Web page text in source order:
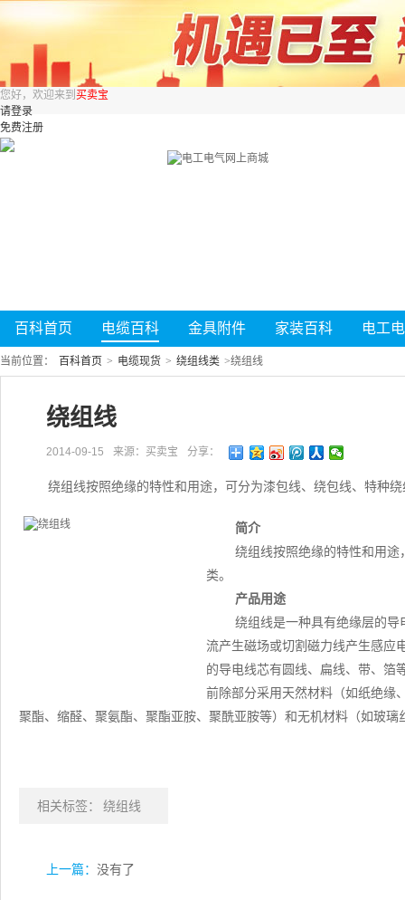
您好，欢迎来到 买卖宝
请登录
免费注册
百科首页 电缆百科 金具附件 家装百科 电工
当前位置： 百科首页 > 电缆现货 > 绕组线类 >绕组线
绕组线
2014-09-15 来源：买卖宝 分享：
绕组线按照绝缘的特性和用途，可分为漆包线、绕包线、特种
简介
绕组线按照绝缘的特性和用
类。
产品用途
绕组线是一种具有绝缘层的
流产生磁场或切割磁力线产生感应
的导电线芯有圆线、扁线、带、箔
前除部分采用天然材料（如纸绝缘
聚酯、缩醛、聚氨酯、聚酯亚胺、聚酰亚胺等）和无机材料（如玻璃
相关标签： 绕组线
上一篇： 没有了